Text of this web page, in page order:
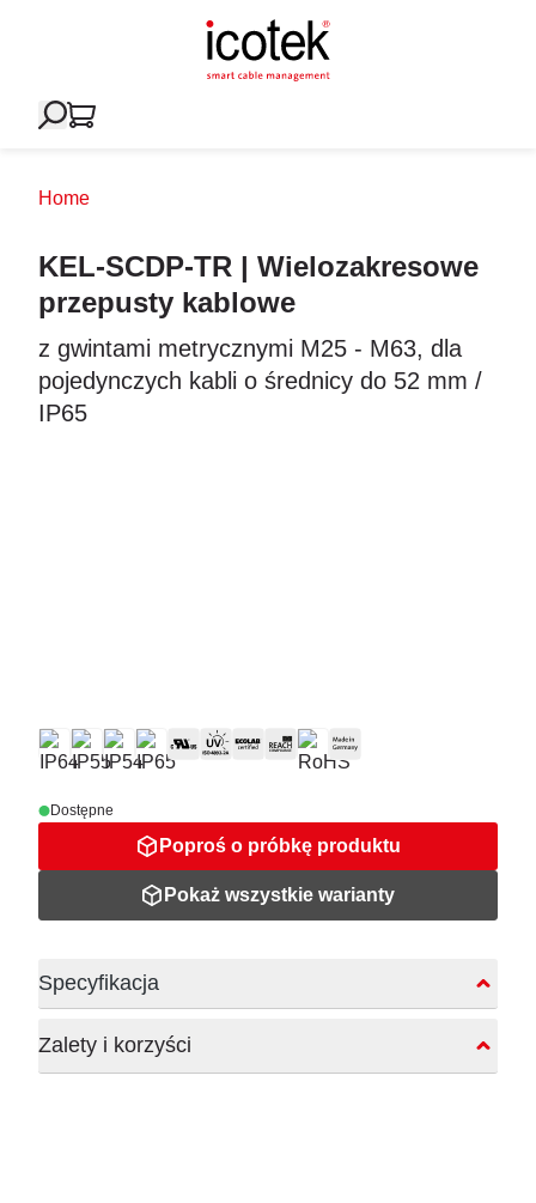
Home
KEL-SCDP-TR | Wielozakresowe
przepusty kablowe
z gwintami metrycznymi M25 - M63, dla
pojedynczych kabli o średnicy do 52 mm /
IP65
Dostępne
Poproś o próbkę produktu
Pokaż wszystkie warianty
Specyfikacja
Zalety i korzyści